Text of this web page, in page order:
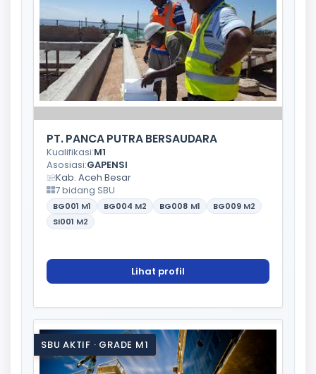
PT. PANCA PUTRA BERSAUDARA
Kualifikasi:M1
Asosiasi:GAPENSI
Kab. Aceh Besar
7 bidang SBU
BG001 M1 BG004 M2 BG008 M1 BG009 M2
SI001 M2
Lihat profil
SBU AKTIF · GRADE M1